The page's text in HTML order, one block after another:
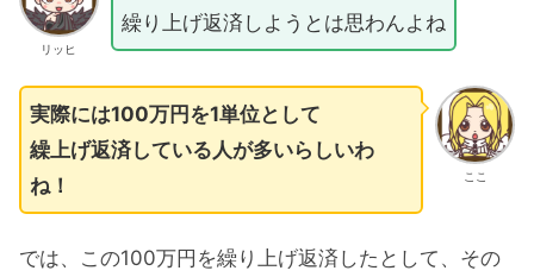
リッヒ
繰り上げ返済しようとは思わんよね
ここ
実際には100万円を1単位として
繰上げ返済している人が多いらしいわ
ね！
では、この100万円を繰り上げ返済したとして、その